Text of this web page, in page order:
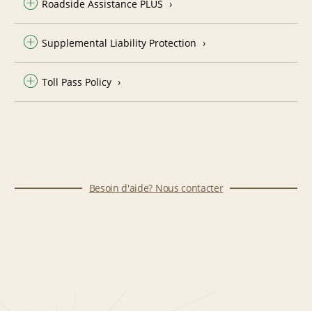
Roadside Assistance PLUS
Supplemental Liability Protection
Toll Pass Policy
Besoin d'aide? Nous contacter